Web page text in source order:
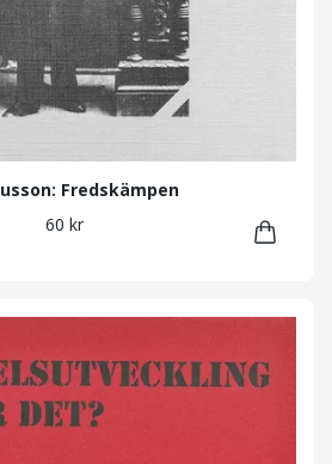
Fredskämpen
60 kr